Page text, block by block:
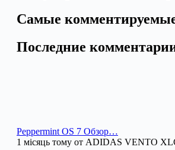
Самые
Последние
Peppermint OS 7 Обзор…
1 місяць тому от ADIDAS VENTO